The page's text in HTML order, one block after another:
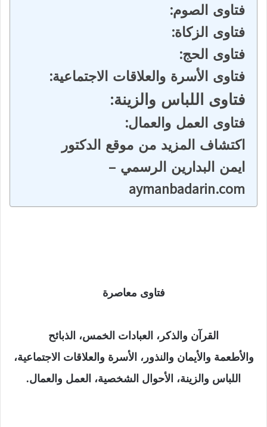
فتاوى الصوم:
فتاوى الزكاة:
فتاوى الحج:
فتاوى الأسرة والعلاقات الاجتماعية:
فتاوى اللباس والزينة:
فتاوى العمل والعمال:
اكتشاف المزيد من موقع الدكتور
ايمن البدارين الرسمي –
aymanbadarin.com
فتاوى معاصرة
القرآن والذكر ، العبادات الخمس، الذبائح
والأطعمة والأيمان والنذور، الأسرة والعلاقات الاجتماعية،
اللباس والزينة، الأحوال الشخصية، العمل والعمال.